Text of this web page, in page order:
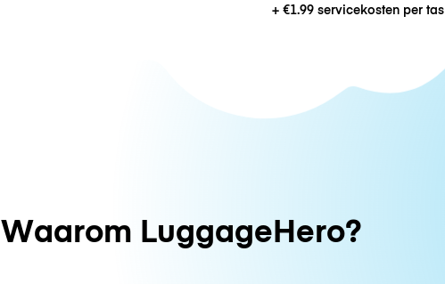
+ €1.99servicekosten per tas
Waarom LuggageHero?